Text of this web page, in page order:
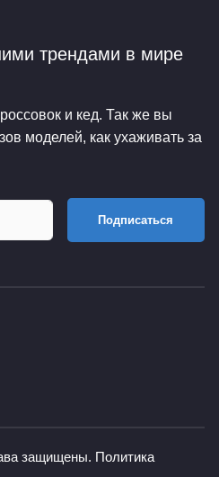
трендами в мире
и кед. Так же вы
моделей, как ухаживать за
Подписаться
защищены. Политика